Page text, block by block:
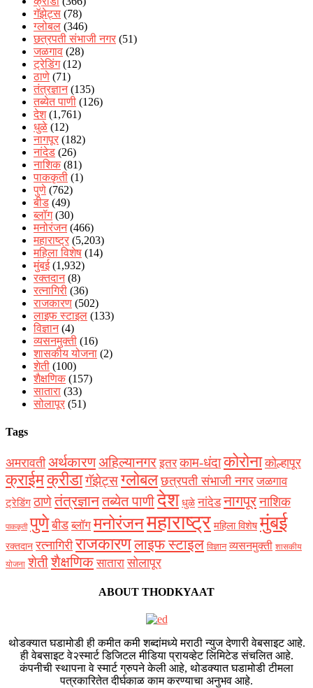
गॅझेट्स (78)
ग्लोबल (346)
छत्रपती संभाजी नगर (51)
जळगाव (28)
ट्रेडिंग(12)
ठाणे (71)
तंत्रज्ञान(135)
तब्येत पाणी (126)
देश(1,761)
धुळे (12)
नागपूर (182)
नांदेड (26)
नाशिक (81)
पाककृती (1)
पुणे (762)
बीड (49)
ब्लॉग(30)
मनोरंजन(466)
महाराष्ट्र (5,203)
महिला विशेष (14)
मुंबई(1,932)
रक्‍तदान(8)
रत्नागिरी (36)
राजकारण (502)
लाइफ स्टाइल (133)
विज्ञान(4)
व्यसनमुक्ती (16)
शासकीय योजना (2)
शेती (100)
शैक्षणिक (157)
सातारा (33)
सोलापूर (51)
Tags
अमरावती अर्थकारणअहिल्यानगर इतर काम-धंदाकोरोना कोल्हापूर
क्राईमक्रीडागॅझेट्सग्लोबल छत्रपती संभाजी नगर जळगाव
ट्रेडिंग ठाणेतंत्रज्ञानतब्येत पाणीदेश धुळे नांदेड नागपूरनाशिक
पाककृती पुणे बीड ब्लॉग मनोरंजनमहाराष्ट्र महिला विशेष मुंबई
रक्‍तदान रत्नागिरी राजकारणलाइफ स्टाइल विज्ञान व्यसनमुक्ती शासकीय
योजना शेतीशैक्षणिक सातारा सोलापूर
ABOUT THODKYAAT
थोडक्यात घडामोडी ही कमीत कमी शब्दांमध्ये मराठी न्युज देणारी वेबसाइट आहे.
ही वेबसाइट वे२स्मार्ट डिजिटल मीडिया प्रायव्हेट लिमिटेड संचलित आहे.
कंपनीची स्थापना वे स्मार्ट ग्रुपने केली आहे, थोडक्यात घडामोडी टीमला
पत्रकारितेत दीर्घकाळ काम करण्याचा अनुभव आहे.